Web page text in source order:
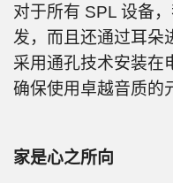
对于所有 SPL 设备
发，而且还通过耳朵
采用通孔技术安装在
确保使用卓越音质的
家是心之所向